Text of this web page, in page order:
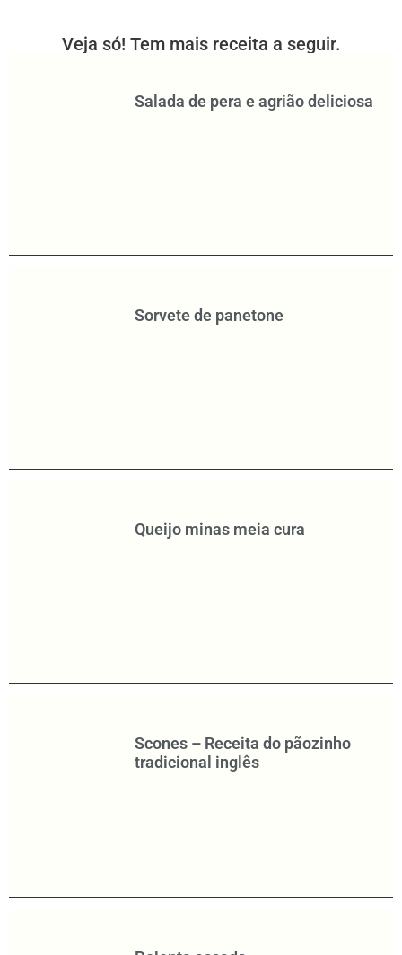
Veja só! Tem mais receita a seguir.
Salada de pera e agrião deliciosa
Sorvete de panetone
Queijo minas meia cura
Scones – Receita do pãozinho
tradicional inglês